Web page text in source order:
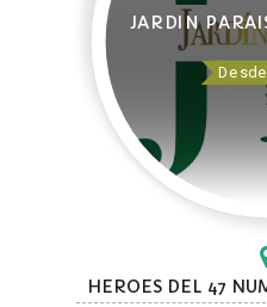
JARDIN
HEROES DEL 47